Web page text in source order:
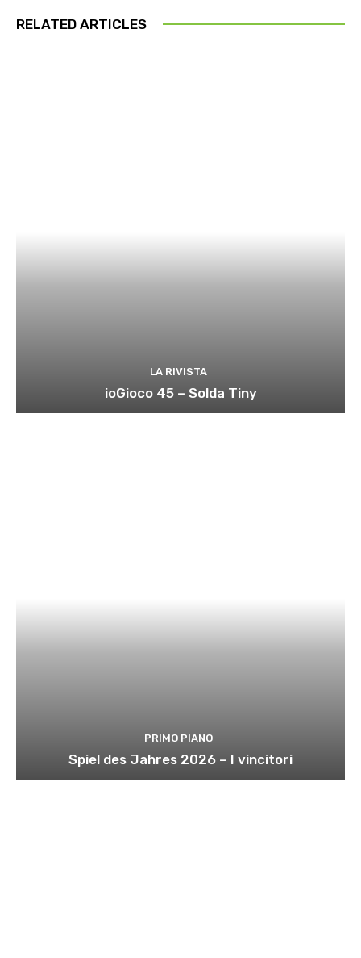
RELATED ARTICLES
LA RIVISTA
ioGioco 45 – Solda Tiny
PRIMO PIANO
Spiel des Jahres 2026 – I vincitori